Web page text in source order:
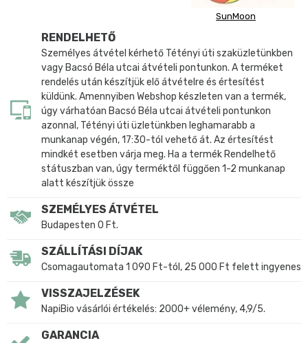
SunMoon
RENDELHETŐ
Személyes átvétel kérhető Tétényi úti szaküzletünkben
vagy Bacsó Béla utcai átvételi pontunkon. A terméket
rendelés után készítjük elő átvételre és értesítést
küldünk. Amennyiben Webshop készleten van a termék,
úgy várhatóan Bacsó Béla utcai átvételi pontunkon
azonnal, Tétényi úti üzletünkben leghamarabb a
munkanap végén, 17:30-tól vehető át. Az értesítést
mindkét esetben várja meg. Ha a termék Rendelhető
státuszban van, úgy terméktől függően 1-2 munkanap
alatt készítjük össze
SZEMÉLYES ÁTVÉTEL
Budapesten 0 Ft.
SZÁLLÍTÁSI DÍJAK
Csomagautomata 1 090 Ft-tól, 25 000 Ft felett ingyenes
VISSZAJELZÉSEK
NapiBio vásárlói értékelés: 2000+ vélemény, 4,9/5.
GARANCIA